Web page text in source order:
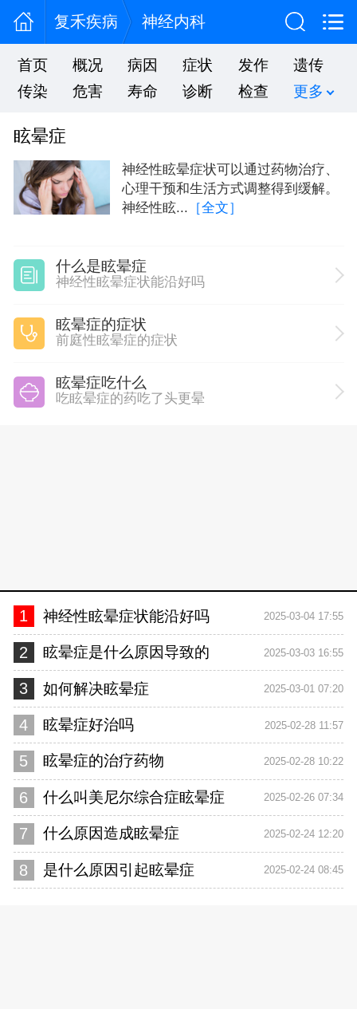
复禾疾病 神经内科
首页 概况 病因 症状 发作
遗传
传染
危害 寿命 诊断 检查 更多
眩晕症
神经性眩晕症状可以通过药物治疗、
心理干预和生活方式调整得到缓解。
神经性眩... ［全文］
什么是眩晕症
神经性眩晕症状能沿好吗
眩晕症的症状
前庭性眩晕症的症状
眩晕症吃什么
吃眩晕症的药吃了头更晕
1 神经性眩晕症状能沿好吗 2025-03-04 17:55
2 眩晕症是什么原因导致的 2025-03-03 16:55
3 如何解决眩晕症 2025-03-01 07:20
4 眩晕症好治吗 2025-02-28 11:57
5 眩晕症的治疗药物 2025-02-28 10:22
6 什么叫美尼尔综合症眩晕症 2025-02-26 07:34
7 什么原因造成眩晕症 2025-02-24 12:20
8 是什么原因引起眩晕症 2025-02-24 08:45